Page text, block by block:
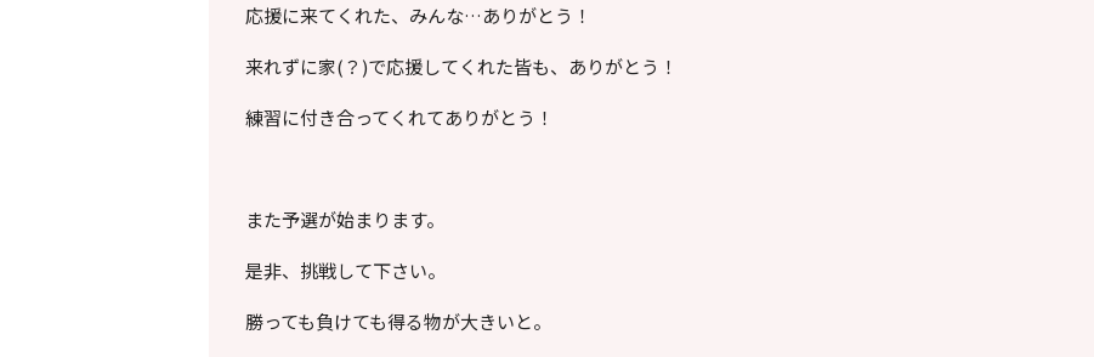
応援に来てくれた、みんな…ありがとう！
来れずに家(？)で応援してくれた皆も、ありがとう！
練習に付き合ってくれてありがとう！
また予選が始まります。
是非、挑戦して下さい。
勝っても負けても得る物が大きいと。